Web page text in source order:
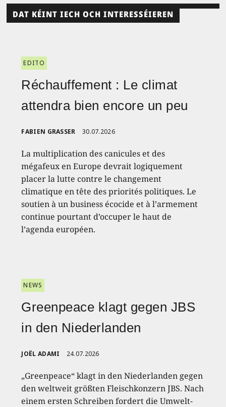
DAT KÉINT IECH OCH INTERESSÉIEREN
EDITO
Réchauffement : Le climat
attendra bien encore un peu
FABIEN GRASSER 30.07.2026
La multiplication des canicules et des
mégafeux en Europe devrait logiquement
placer la lutte contre le changement
climatique en tête des priorités politiques. Le
soutien à un business écocide et à l’armement
continue pourtant d’occuper le haut de
l’agenda européen.
NEWS
Greenpeace klagt gegen JBS
in den Niederlanden
JOËL ADAMI 24.07.2026
„Greenpeace“ klagt in den Niederlanden gegen
den weltweit größten Fleischkonzern JBS. Nach
einem ersten Schreiben fordert die Umwelt-